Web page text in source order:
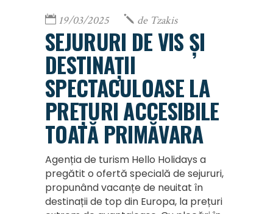
19/03/2025 de Tzakis
SEJURURI DE VIS ȘI
DESTINAȚII
SPECTACULOASE LA
PREȚURI ACCESIBILE
TOATĂ PRIMĂVARA
Agenția de turism Hello Holidays a
pregătit o ofertă specială de sejururi,
propunând vacanțe de neuitat în
destinații de top din Europa, la prețuri